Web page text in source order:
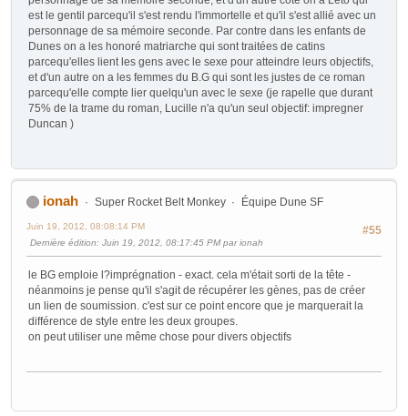
est le gentil parcequ'il s'est rendu l'immortelle et qu'il s'est allié avec un
personnage de sa mémoire seconde. Par contre dans les enfants de
Dunes on a les honoré matriarche qui sont traitées de catins
parcequ'elles lient les gens avec le sexe pour atteindre leurs objectifs,
et d'un autre on a les femmes du B.G qui sont les justes de ce roman
parcequ'elle compte lier quelqu'un avec le sexe (je rapelle que durant
75% de la trame du roman, Lucille n'a qu'un seul objectif: impregner
Duncan )
ionah Super Rocket Belt Monkey Équipe Dune SF
#55
Juin 19, 2012, 08:08:14 PM
Dernière édition: Juin 19, 2012, 08:17:45 PM par ionah
le BG emploie l?imprégnation - exact. cela m'était sorti de la tête -
néanmoins je pense qu'il s'agit de récupérer les gènes, pas de créer
un lien de soumission. c'est sur ce point encore que je marquerait la
différence de style entre les deux groupes.
on peut utiliser une même chose pour divers objectifs